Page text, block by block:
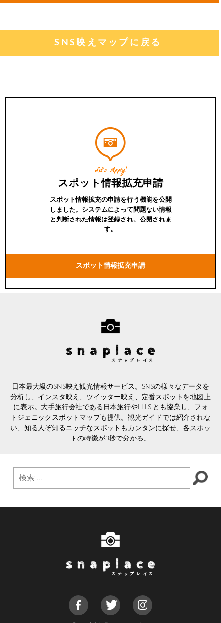
SNS映えマップに戻る
Let's Apply!
スポット情報拡充申請
スポット情報拡充の申請を行う機能を公開
しました。システムによって問題ない情報
と判断された情報は登録され、公開されま
す。
スポット情報拡充申請
日本最大級のSNS映え観光情報サービス。SNSの様々なデータを
分析し、インスタ映え、ツイッター映え、定番スポットを地図上
に表示。大手旅行会社である日本旅行やH.I.S.とも協業し、フォ
トジェニックスポットマップも提供。観光ガイドでは紹介されな
い、知る人ぞ知るニッチなスポットもカンタンに探せ、各スポッ
トの特徴が3秒で分かる。